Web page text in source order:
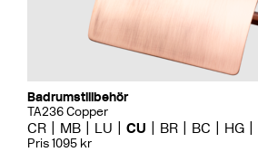
Badrumstillbehör
TA236 Copper
CR MB LU CU BR BC HG
Pris 1095 kr